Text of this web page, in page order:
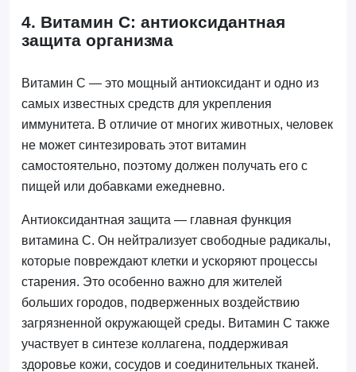
4. Витамин С: антиоксидантная
защита организма
Витамин С — это мощный антиоксидант и одно из
самых известных средств для укрепления
иммунитета. В отличие от многих животных, человек
не может синтезировать этот витамин
самостоятельно, поэтому должен получать его с
пищей или добавками ежедневно.
Антиоксидантная защита — главная функция
витамина С. Он нейтрализует свободные радикалы,
которые повреждают клетки и ускоряют процессы
старения. Это особенно важно для жителей
больших городов, подверженных воздействию
загрязненной окружающей среды. Витамин С также
участвует в синтезе коллагена, поддерживая
здоровье кожи, сосудов и соединительных тканей.